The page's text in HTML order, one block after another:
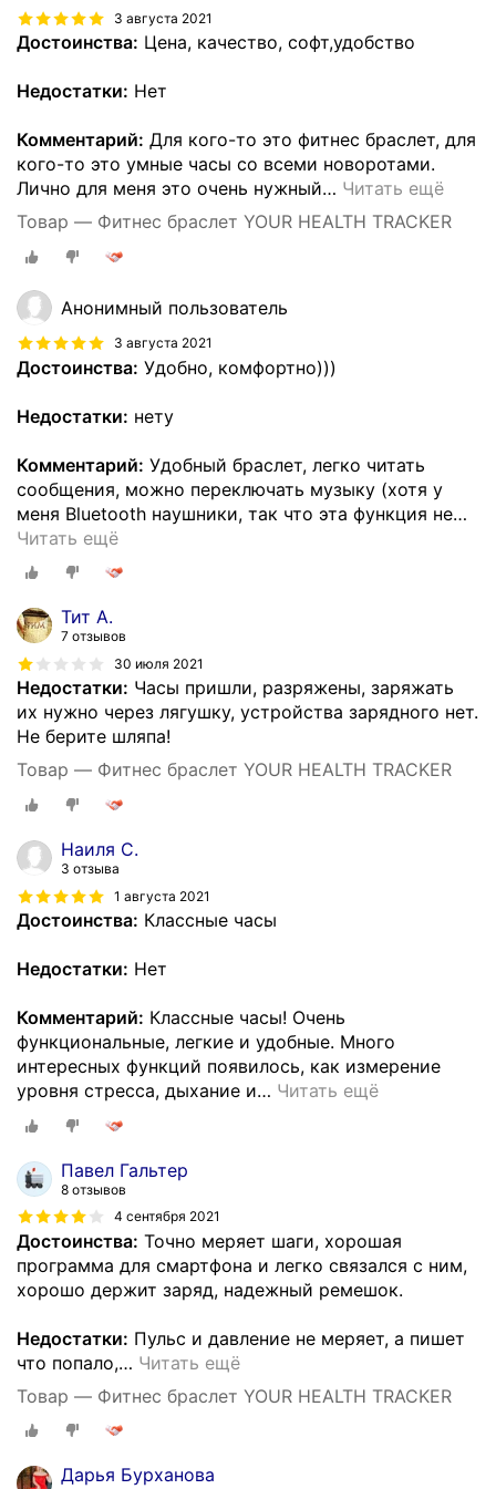
3 августа 2021
Достоинства: Цена, качество, софт,удобство
Недостатки: Нет
Комментарий: Для кого-то это фитнес браслет, для
кого-то это умные часы со всеми новоротами.
Лично для меня это очень нужный… Читать ещё
Товар — Фитнес браслет YOUR HEALTH TRACKER
Анонимный пользователь
3 августа 2021
Достоинства: Удобно, комфортно)))
Недостатки: нету
Комментарий: Удобный браслет, легко читать
сообщения, можно переключать музыку (хотя у
меня Bluetooth наушники, так что эта функция не…
Читать ещё
Тит А.
7 отзывов
30 июля 2021
Недостатки: Часы пришли, разряжены, заряжать
их нужно через лягушку, устройства зарядного нет.
Не берите шляпа!
Товар — Фитнес браслет YOUR HEALTH TRACKER
Наиля С.
3 отзыва
1 августа 2021
Достоинства: Классные часы
Недостатки: Нет
Комментарий: Классные часы! Очень
функциональные, легкие и удобные. Много
интересных функций появилось, как измерение
уровня стресса, дыхание и… Читать ещё
Павел Гальтер
8 отзывов
4 сентября 2021
Достоинства: Точно меряет шаги, хорошая
программа для смартфона и легко связался с ним,
хорошо держит заряд, надежный ремешок.
Недостатки: Пульс и давление не меряет, а пишет
что попало,… Читать ещё
Товар — Фитнес браслет YOUR HEALTH TRACKER
Дарья Бурханова